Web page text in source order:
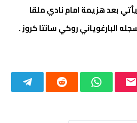
23 نقطة ويأتي بعد هزيمة امام نادي ملقا
البارغوياني روكي سانتا كروز .